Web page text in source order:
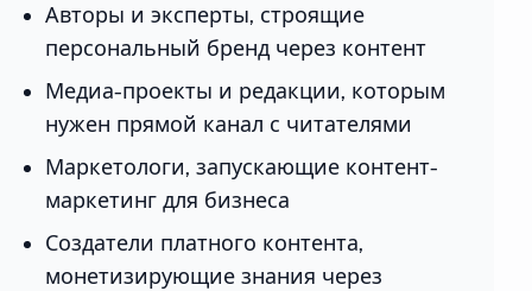
Авторы и эксперты, строящие
персональный бренд через контент
Медиа-проекты и редакции, которым
нужен прямой канал с читателями
Маркетологи, запускающие контент-
маркетинг для бизнеса
Создатели платного контента,
монетизирующие знания через